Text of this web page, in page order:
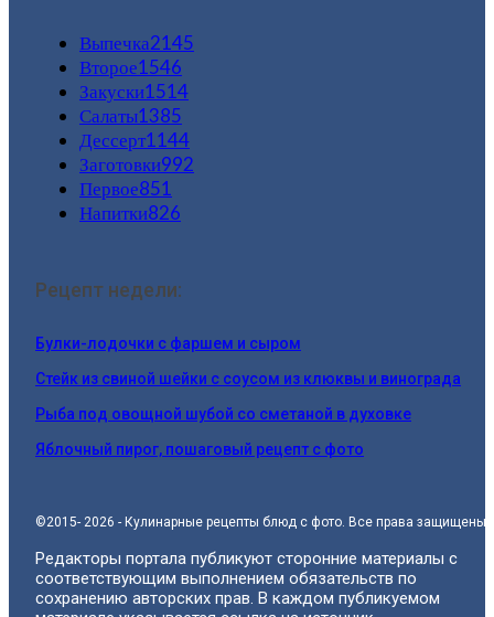
Выпечка2145
Второе1546
Закуски1514
Салаты1385
Дессерт1144
Заготовки992
Первое851
Напитки826
Рецепт недели:
Булки-лодочки с фаршем и сыром
Стейк из свиной шейки с соусом из клюквы и винограда
Рыба под овощной шубой со сметаной в духовке
Яблочный пирог, пошаговый рецепт с фото
©2015- 2026 - Кулинарные рецепты блюд с фото. Все права защищены.
Редакторы портала публикуют сторонние материалы с
соответствующим выполнением обязательств по
сохранению авторских прав. В каждом публикуемом